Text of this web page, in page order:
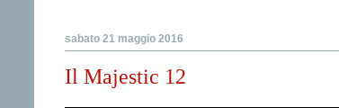
sabato 21 maggio 2016
Il Majestic 12